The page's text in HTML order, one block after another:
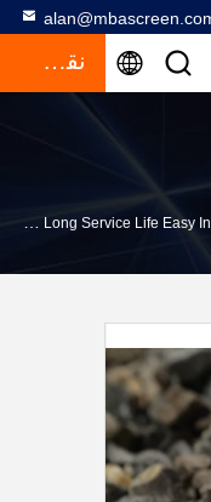
نقل قول
Vibrating Screen Polyurethane Hold Down Bar Long